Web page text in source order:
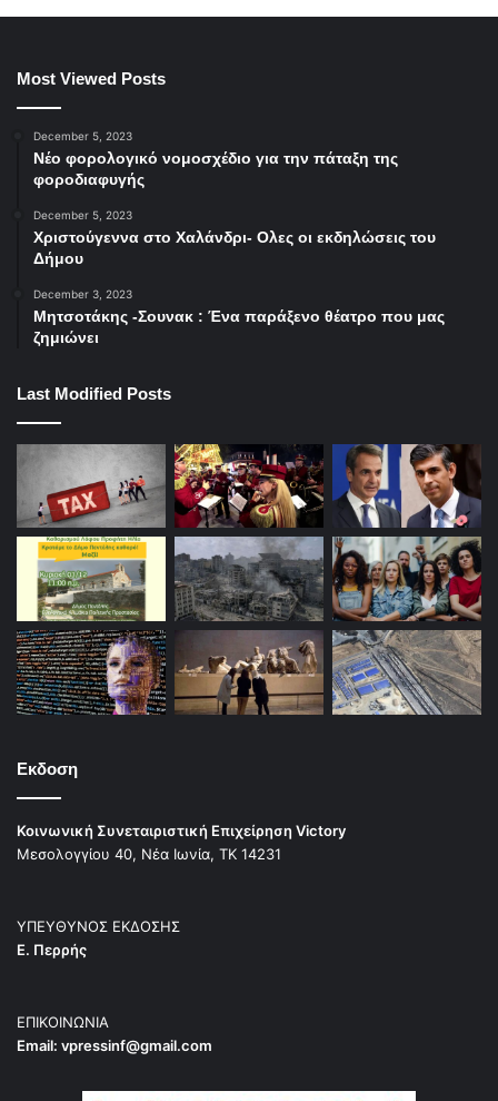
Most Viewed Posts
December 5, 2023
Νέο φορολογικό νομοσχέδιο για την πάταξη της
φοροδιαφυγής
December 5, 2023
Χριστούγεννα στο Χαλάνδρι- Ολες οι εκδηλώσεις του
Δήμου
December 3, 2023
Μητσοτάκης -Σουνακ : Ένα παράξενο θέατρο που μας
ζημιώνει
Last Modified Posts
Εκδοση
Κοινωνική Συνεταιριστική Επιχείρηση Victory
Μεσολογγίου 40, Νέα Ιωνία, ΤΚ 14231
ΥΠΕΥΘΥΝΟΣ ΕΚΔΟΣΗΣ
Ε. Περρής
ΕΠΙΚΟΙΝΩΝΙΑ
Email: vpressinf@gmail.com